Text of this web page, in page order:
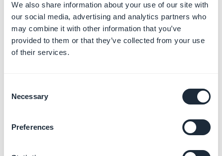
We also share information about your use of our site with
our social media, advertising and analytics partners who
may combine it with other information that you’ve
provided to them or that they’ve collected from your use
of their services.
Selection
Necessary
Preferences
comentarios